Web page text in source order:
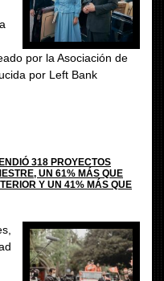
por la Asociación de
por Left Bank
318 PROYECTOS
UN 61% MÁS QUE
Y UN 41% MÁS QUE